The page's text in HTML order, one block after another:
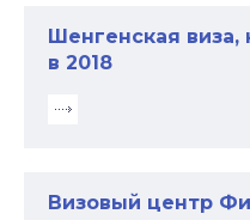
Шенгенская виза,
в 2018
Визовый центр